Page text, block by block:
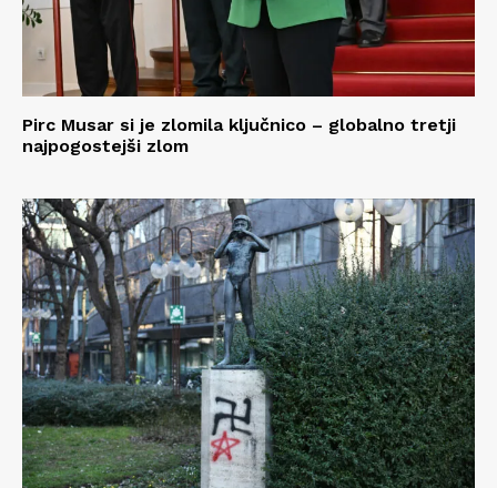
Pirc Musar si je zlomila ključnico – globalno tretji
najpogostejši zlom